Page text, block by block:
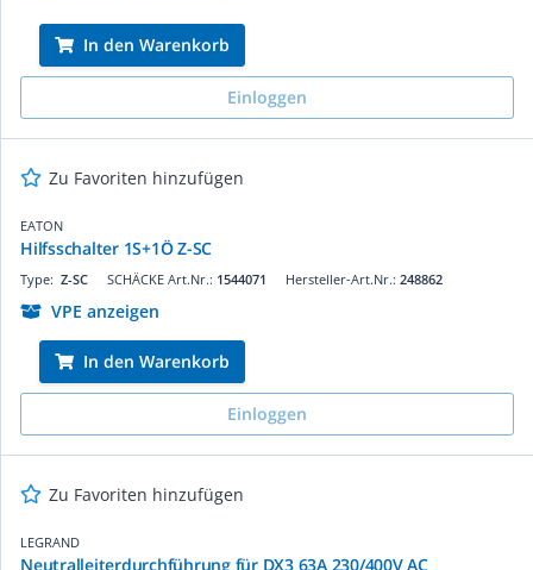
In den Warenkorb
Einloggen
Zu Favoriten hinzufügen
EATON
Hilfsschalter 1S+1Ö Z-SC
SCHÄCKE Art.Nr.: 1544071
Type: Z-SC Hersteller-Art.Nr.: 248862
VPE anzeigen
In den Warenkorb
Einloggen
Zu Favoriten hinzufügen
LEGRAND
Neutralleiterdurchführung für DX3 63A 230/400V AC